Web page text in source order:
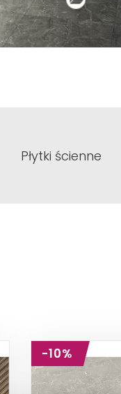
Płytki ścienne
-10%